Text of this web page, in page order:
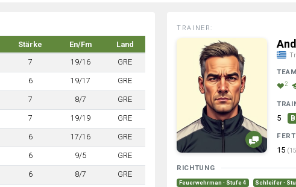
Stärke En/Fm
Land
7 19/16 GRE
6 19/17 GRE
7 8/7 GRE
7 19/19 GRE
6 17/16 GRE
6 9/5 GRE
6 8/7 GRE
TRAINER:
2
5
15
RICHTUNG
Feuerwehrman · Stufe 4 Schleifer ·